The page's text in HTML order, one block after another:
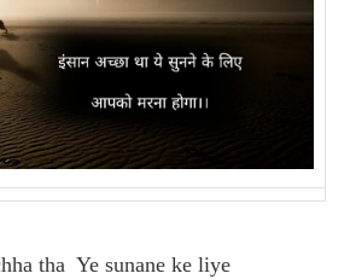
tha Ye sunane ke liye